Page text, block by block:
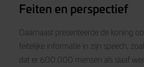
Feiten en perspectief
Daarnaast presenteerde de koning
feitelijke informatie in zijn speech,
dat er 600.000 mensen als slaaf